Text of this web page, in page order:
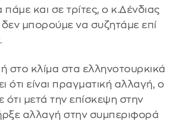
και σε τρίτες, ο κ.Δένδιας
μπορούμε να συζητάμε επί
στο κλίμα στα ελληνοτουρκικά
ότι είναι πραγματική αλλαγή, ο
ότι μετά την επίσκεψη στην
αλλαγή στην συμπεριφορά